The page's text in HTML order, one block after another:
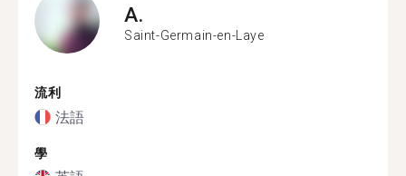
A.
Saint-Germain-en-Laye
流利
法語
學